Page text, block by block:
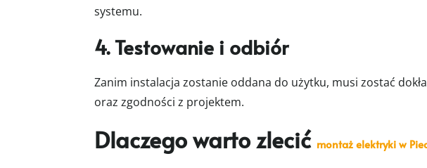
systemu.
4. Testowanie i odbiór
Zanim instalacja zostanie oddana do użytku, musi zostać
oraz zgodności z projektem.
Dlaczego warto zlecić montaż elektryki w